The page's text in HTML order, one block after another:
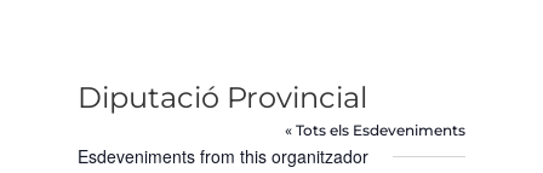
Diputació Provincial
« Tots els Esdeveniments
Esdeveniments from this organitzador